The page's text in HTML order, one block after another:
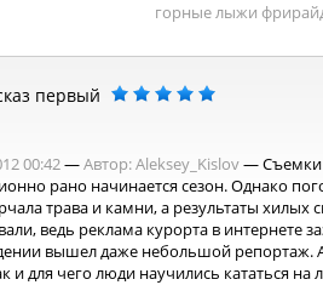
горные лыжи
первый
00:42—Автор:Aleksey_Kislov— Съемки
рано начинается сезон. Однако
трава и камни, а результаты
ведь реклама курорта в интернете
вышел даже небольшой репортаж.
и для чего люди научились кататься